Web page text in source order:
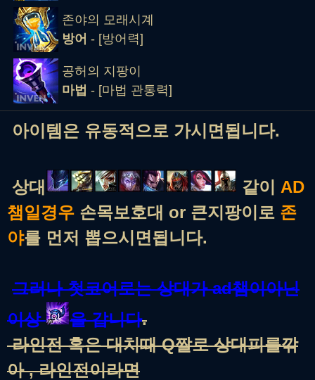
존야의 모래시계
방어 - [방어력]
공허의 지팡이
마법 - [마법 관통력]
아이템은 유동적으로 가시면됩니다.
상대 같이 AD
챔일경우 손목보호대 or 큰지팡이로 존
야를 먼저 뽑으시면됩니다.
그러나 첫코어로는 상대가 ad챔이아닌
이상
을 갑니다.
라인전 혹은 대치때 Q짤로 상대피를깎
아 , 라인전이라면